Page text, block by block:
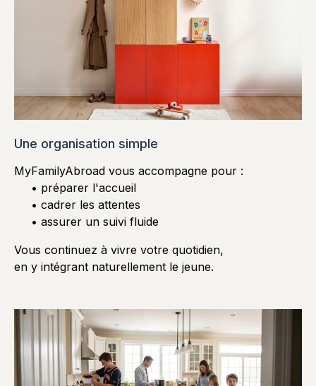
Une organisation simple
MyFamilyAbroad vous accompagne pour :
• préparer l'accueil
• cadrer les attentes
• assurer un suivi fluide
Vous continuez à vivre votre quotidien,
en y intégrant naturellement le jeune.